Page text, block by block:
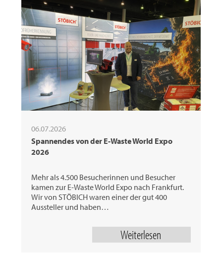
06.07.2026
Spannendes von der E-Waste World Expo
2026
Mehr als 4.500 Besucherinnen und Besucher
kamen zur E-Waste World Expo nach Frankfurt.
Wir von STÖBICH waren einer der gut 400
Aussteller und haben…
Weiterlesen